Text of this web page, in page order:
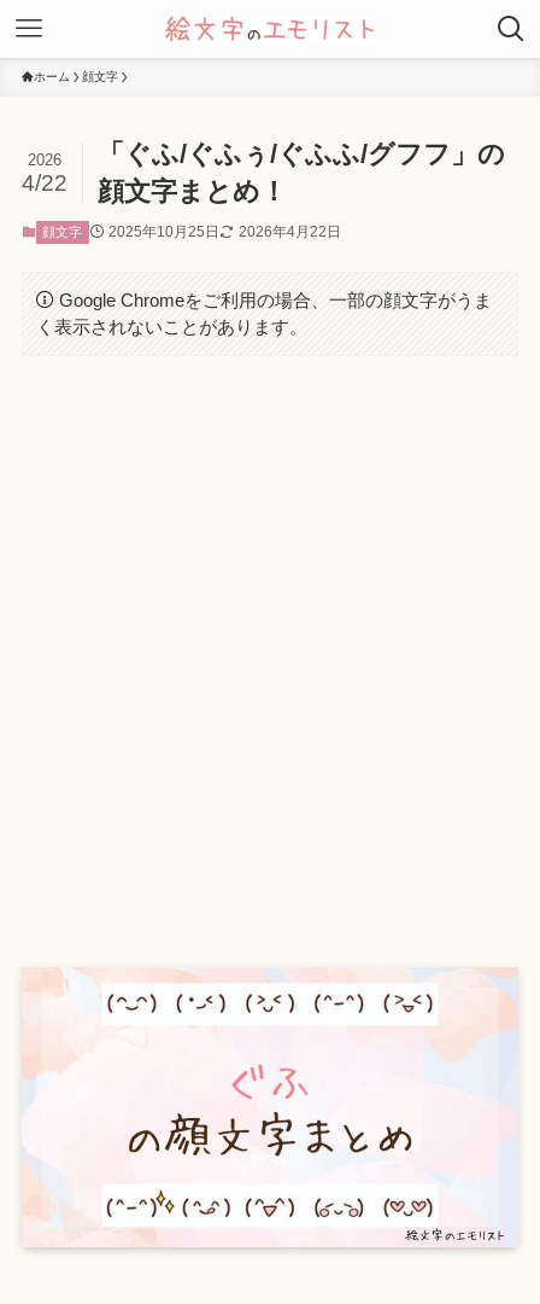
ホーム 顔文字
「ぐふ/ぐふぅ/ぐふふ/グフフ」の
顔文字まとめ！
2026
4/22
顔文字 2025年10月25日 2026年4月22日
Google Chromeをご利用の場合、一部の顔文字がうま
く表示されないことがあります。